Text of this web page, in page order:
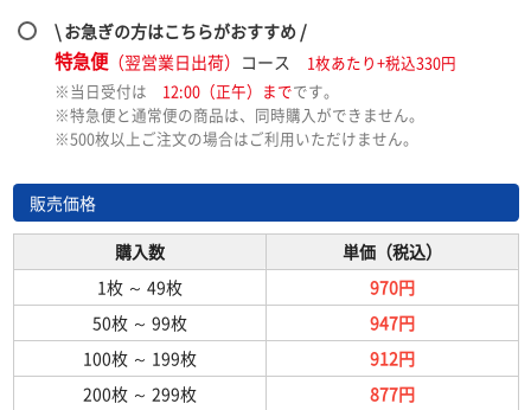
\ お急ぎの方はこちらがおすすめ /
特急便（翌営業日出荷） コース
1枚あたり+税込330円
※当日受付は 12:00（正午）までです。
※特急便と通常便の商品は、同時購入ができません。
※500枚以上ご注文の場合はご利用いただけません。
販売価格
購入数
単価（税込）
1枚 ～ 49枚
970円
50枚 ～ 99枚
947円
100枚 ～ 199枚
912円
200枚 ～ 299枚
877円